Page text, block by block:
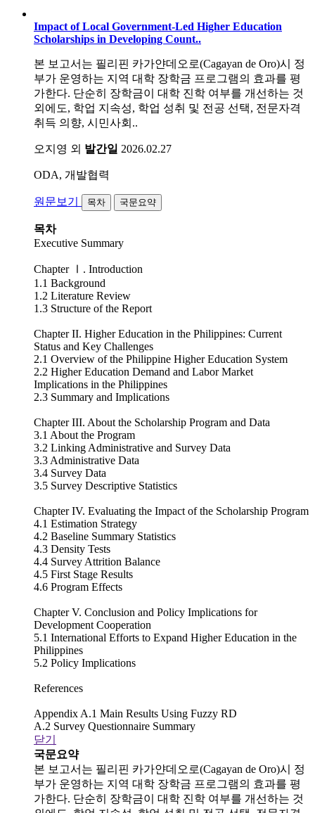
Impact of Local Government-Led Higher Education
Scholarships in Developing Count..
본 보고서는 필리핀 카가얀데오로(Cagayan de Oro)시 정
부가 운영하는 지역 대학 장학금 프로그램의 효과를 평
가한다. 단순히 장학금이 대학 진학 여부를 개선하는 것
외에도, 학업 지속성, 학업 성취 및 전공 선택, 전문자격
취득 의향, 시민사회..
오지영 외 발간일 2026.02.27
ODA, 개발협력
원문보기 목차 국문요약
목차
Executive Summary
Chapter Ⅰ. Introduction
1.1 Background
1.2 Literature Review
1.3 Structure of the Report
Chapter II. Higher Education in the Philippines: Current
Status and Key Challenges
2.1 Overview of the Philippine Higher Education System
2.2 Higher Education Demand and Labor Market
Implications in the Philippines
2.3 Summary and Implications
Chapter III. About the Scholarship Program and Data
3.1 About the Program
3.2 Linking Administrative and Survey Data
3.3 Administrative Data
3.4 Survey Data
3.5 Survey Descriptive Statistics
Chapter IV. Evaluating the Impact of the Scholarship Program
4.1 Estimation Strategy
4.2 Baseline Summary Statistics
4.3 Density Tests
4.4 Survey Attrition Balance
4.5 First Stage Results
4.6 Program Effects
Chapter V. Conclusion and Policy Implications for
Development Cooperation
5.1 International Efforts to Expand Higher Education in the
Philippines
5.2 Policy Implications
References
Appendix A.1 Main Results Using Fuzzy RD
A.2 Survey Questionnaire Summary
닫기
국문요약
본 보고서는 필리핀 카가얀데오로(Cagayan de Oro)시 정
부가 운영하는 지역 대학 장학금 프로그램의 효과를 평
가한다. 단순히 장학금이 대학 진학 여부를 개선하는 것